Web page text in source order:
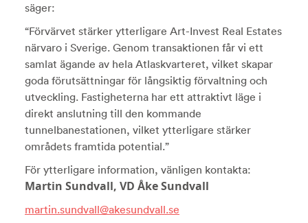
säger:
“Förvärvet stärker ytterligare Art-Invest Real Estates
närvaro i Sverige. Genom transaktionen får vi ett
samlat ägande av hela Atlaskvarteret, vilket skapar
goda förutsättningar för långsiktig förvaltning och
utveckling. Fastigheterna har ett attraktivt läge i
direkt anslutning till den kommande
tunnelbanestationen, vilket ytterligare stärker
områdets framtida potential.”
För ytterligare information, vänligen kontakta:
Martin Sundvall, VD Åke Sundvall
martin.sundvall@akesundvall.se